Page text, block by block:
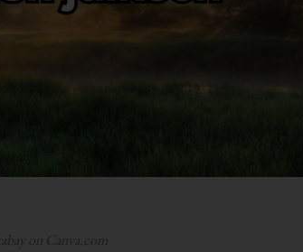
on Canva.com